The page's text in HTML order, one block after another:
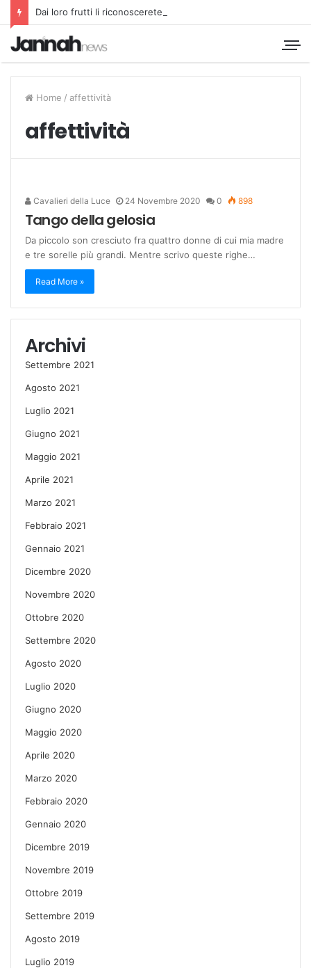
Dai loro frutti li riconoscerete
Home / affettività
affettività
Cavalieri della Luce 24 Novembre 2020 0 898
Tango della gelosia
Da piccolo son cresciuto fra quattro donne di cui mia madre
e tre sorelle più grandi. Mentre scrivo queste righe…
Read More »
Archivi
Settembre 2021
Agosto 2021
Luglio 2021
Giugno 2021
Maggio 2021
Aprile 2021
Marzo 2021
Febbraio 2021
Gennaio 2021
Dicembre 2020
Novembre 2020
Ottobre 2020
Settembre 2020
Agosto 2020
Luglio 2020
Giugno 2020
Maggio 2020
Aprile 2020
Marzo 2020
Febbraio 2020
Gennaio 2020
Dicembre 2019
Novembre 2019
Ottobre 2019
Settembre 2019
Agosto 2019
Luglio 2019